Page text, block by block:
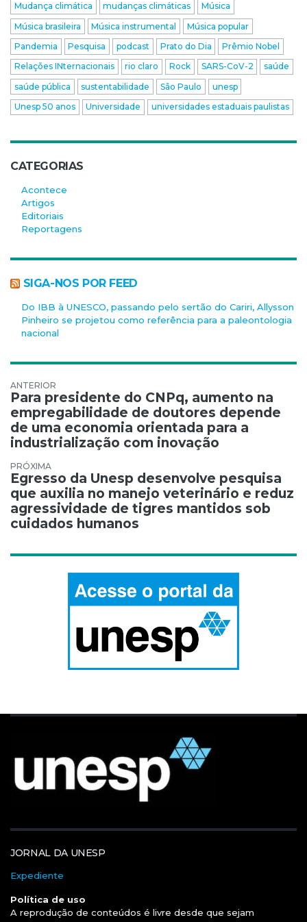
Mudança climática
mudanças climáticas
Música
Música brasileira
Música instrumental
Música popular
Pandemia
Pesquisa podcast Prato do Dia
Prêmio Nobel
Relações INternacionais
rio claro Rock SARS-CoV-2
saúde
saúde pública
sustentabilidade São Paulo
unesp
Unesp 50 anos
Universidade universidades estaduais paulistas
CATEGORIAS
Acontece
Artigos
Editoriais
Reportagens
SIGA-NOS POR FEED
Do IBB à UNESCO, passando pelo sertão do Cariri, Allysson
Pinheiro se projetou como referência para a paleontologia
nacional
Navegação de Post
Para presidente do CNPq, aumento na
empregabilidade de doutores depende
de uma economia orientada para a
industrialização com inovação
Egresso da Unesp desenvolve pesquisa
que auxilia no manejo veterinário e reduz
agressividade de tigres mantidos sob
cuidados humanos
JORNAL DA UNESP
Expediente
Política de uso
A reprodução de conteúdos é livre desde que sejam